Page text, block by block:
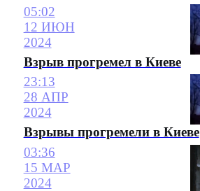
05:02
12 ИЮН
2024
Взрыв прогремел в Киеве
23:13
28 АПР
2024
Взрывы прогремели в Киеве
03:36
15 МАР
2024